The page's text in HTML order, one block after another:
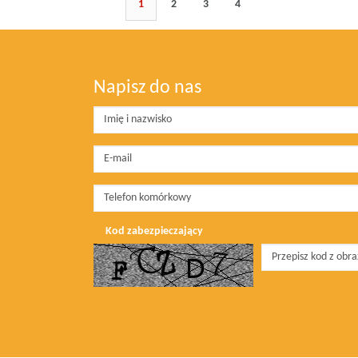
1 2 3 4
Napisz do nas
Kod zabezpieczający